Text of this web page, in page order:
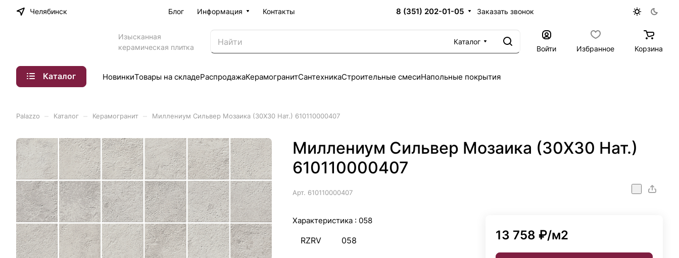
Челябинск Блог Информация Контакты 8 (351) 202-01-05 Заказать звонок
Изысканная
керамическая плитка
Каталог
Войти
Избранное Корзина
Каталог НовинкиТовары на складеРаспродажаКерамогранитСантехникаСтроительные смесиНапольные покрытия
Palazzo Каталог Керамогранит Миллениум Сильвер Мозаика (30X30 Нат.) 610110000407
Миллениум Сильвер Мозаика (30X30 Нат.)
610110000407
Арт. 610110000407
Характеристика : 058
RZRV 058 13 758 ₽/м2